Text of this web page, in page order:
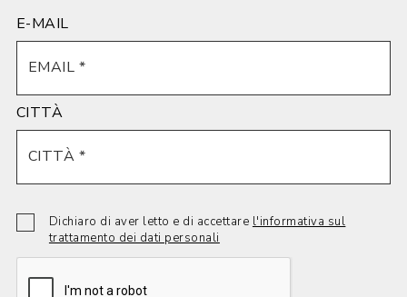
E-MAIL
CITTÀ
Dichiaro di aver letto e di accettare l'informativa sul
trattamento dei dati personali